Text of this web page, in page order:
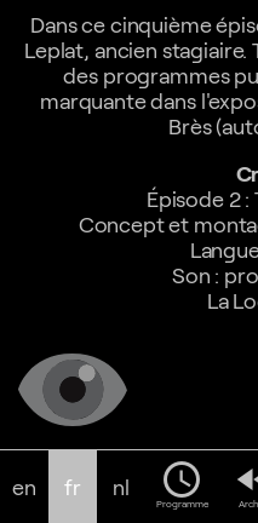
Dans ce cinquième
Leplat, ancien
des programmes
marquante dans
Brès
Épisode 2
Concept et
Son :
La
en fr nl schedule
Programme